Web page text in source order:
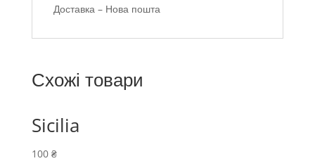
Доставка – Нова пошта
Схожі товари
Sicilia
100 ₴